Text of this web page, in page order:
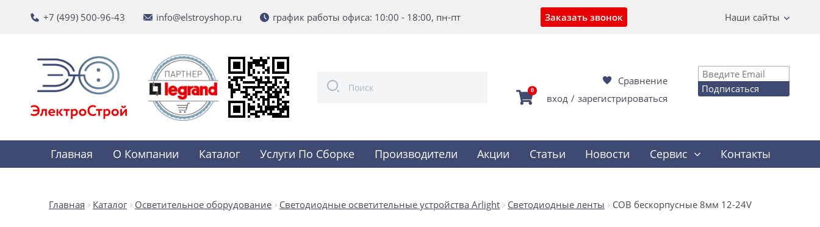
+7 (499) 500-96-43 info@elstroyshop.ru график работы офиса: 10:00 - 18:00, пн-пт Заказать звонок Наши сайты
Сравнение
0
вход / зарегистрироваться
Подписаться
Главная О Компании Каталог Услуги По Сборке Производители Акции Статьи Новости Сервис Контакты
Главная Каталог Осветительное оборудование Светодиодные осветительные устройства Arlight Светодиодные ленты COB бескорпусные 8мм 12-24V